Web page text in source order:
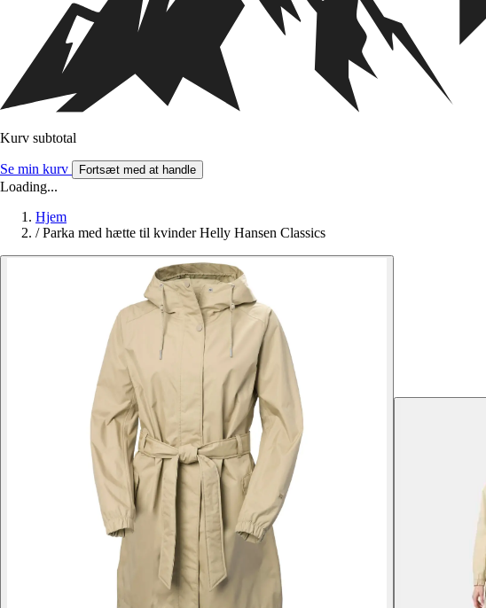
Kurv subtotal
Se min kurv Fortsæt med at handle
Loading...
Hjem
/ Parka med hætte til kvinder Helly Hansen Classics